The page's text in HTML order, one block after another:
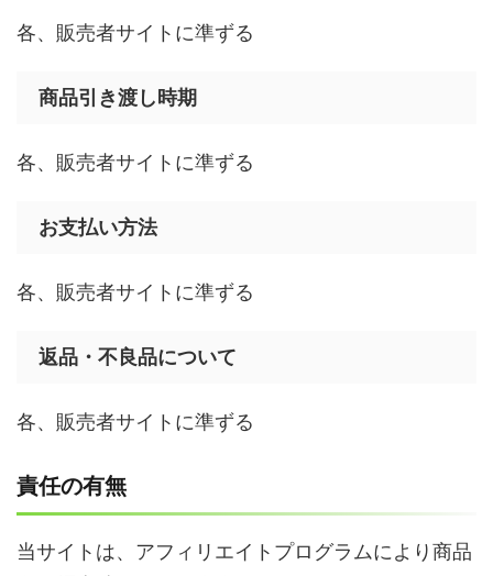
各、販売者サイトに準ずる
商品引き渡し時期
各、販売者サイトに準ずる
お支払い方法
各、販売者サイトに準ずる
返品・不良品について
各、販売者サイトに準ずる
責任の有無
当サイトは、アフィリエイトプログラムにより商品